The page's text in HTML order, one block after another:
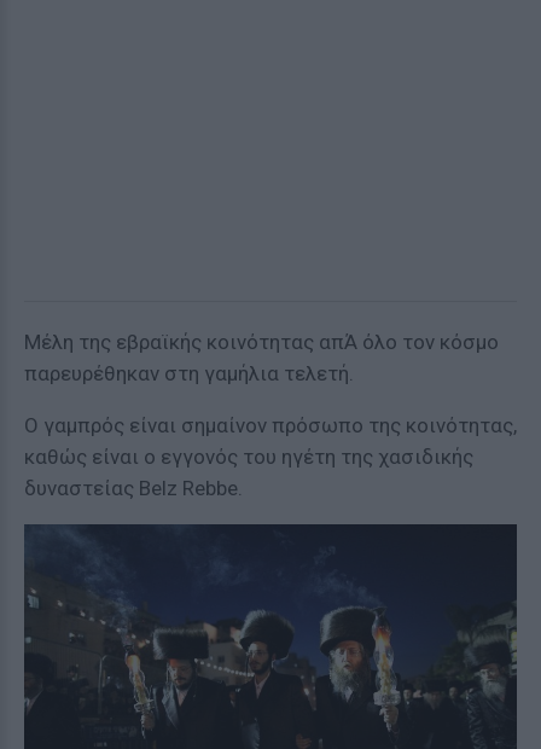
Μέλη της εβραϊκής κοινότητας απΆ όλο τον κόσμο
παρευρέθηκαν στη γαμήλια τελετή.
Ο γαμπρός είναι σημαίνον πρόσωπο της κοινότητας,
καθώς είναι ο εγγονός του ηγέτη της χασιδικής
δυναστείας Belz Rebbe.